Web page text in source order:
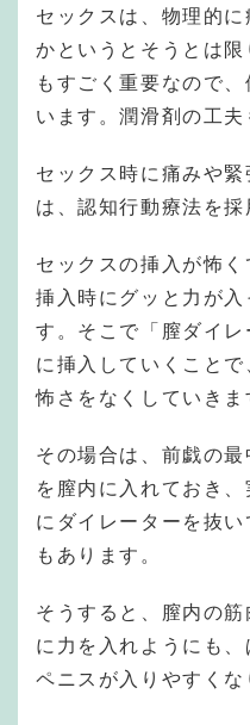
セックスは、物理的
かというとそうとは
もすごく重要なので
います。潤滑剤の工夫
セックス時に痛みや
は、認知行動療法を採
セックスの挿入が怖く
挿入時にグッと力が
す。そこで「膣ダイ
に挿入していくこと
怖さをなくしていきま
その場合は、前戯の
を膣内に入れておき
にダイレーターを抜
もあります。
そうすると、膣内の
に力を入れようにも
ペニスが入りやすくな